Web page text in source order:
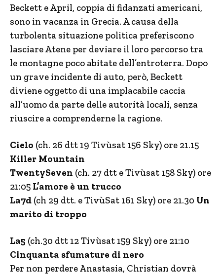
Beckett e April, coppia di fidanzati americani,
sono in vacanza in Grecia. A causa della
turbolenta situazione politica preferiscono
lasciare Atene per deviare il loro percorso tra
le montagne poco abitate dell’entroterra. Dopo
un grave incidente di auto, però, Beckett
diviene oggetto di una implacabile caccia
all’uomo da parte delle autorità locali, senza
riuscire a comprenderne la ragione.
Cielo (ch. 26 dtt 19 Tivùsat 156 Sky) ore 21.15
Killer Mountain
TwentySeven (ch. 27 dtt e Tivùsat 158 Sky) ore
21:05 L’amore è un trucco
La7d (ch 29 dtt. e TivùSat 161 Sky) ore 21.30 Un
marito di troppo
La5 (ch.30 dtt 12 Tivùsat 159 Sky) ore 21:10
Cinquanta sfumature di nero
Per non perdere Anastasia, Christian dovrà